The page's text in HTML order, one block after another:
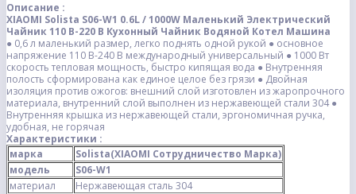
Описание :
XIAOMI Solista S06-W1 0.6L / 1000W Маленький Электрический
Чайник 110 В-220 В Кухонный Чайник Водяной Котел Машина
● 0,6 л маленький размер, легко поднять одной рукой ● основное
напряжение 110 В-240 В международный универсальный ● 1000 Вт
скорость тепловая мощность, быстро кипящая вода ● Внутренняя
полость сформирована как единое целое без грязи ● Двойная
изоляция против ожогов: внешний слой изготовлен из жаропрочного
материала, внутренний слой выполнен из нержавеющей стали 304 ●
Внутренняя крышка из нержавеющей стали, эргономичная ручка,
удобная, не горячая
Характеристики :
марка
Solista(XIAOMI Сотрудничество Марка)
модель
S06-W1
материал
Нержавеющая сталь 304